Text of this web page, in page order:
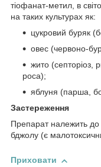
тіофанат-метил, в
на таких культурах як:
цукровий буряк
овес (червоно-
жито (септоріоз,
роса);
яблуня (парша,
Застереження
Препарат належить до
бджолу (є
Приховати